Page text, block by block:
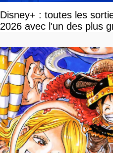
Disney+ : toutes les
2026 avec l'un des plus